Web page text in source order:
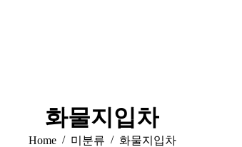
화물지입차
You are here:
Home 미분류 화물지입차